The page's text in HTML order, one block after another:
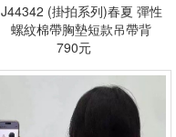
J44342 (掛拍系列)春夏 彈性
螺紋棉帶胸墊短款吊帶背
心/bratop(現貨+預購)
790元